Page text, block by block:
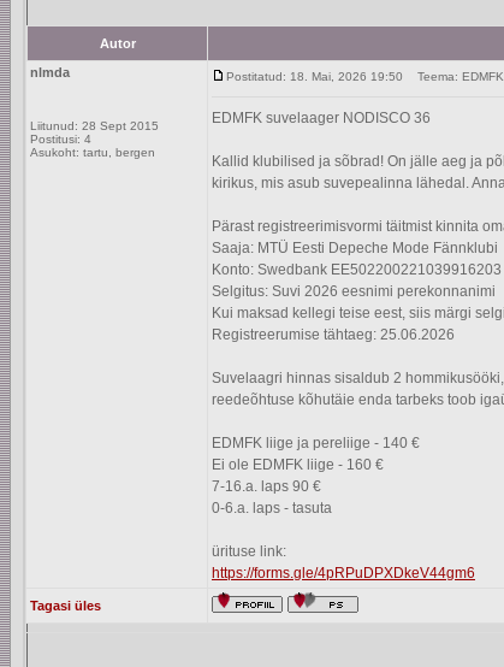
Autor
nlmda
Liitunud: 28 Sept 2015
Postitusi: 4
Asukoht: tartu, bergen
Postitatud: 18. Mai, 2026 19:50 Teema:
EDMFK suvelaager NODISCO 36
Kallid klubilised ja sõbrad! On jälle aeg ja
kirikus, mis asub suvepealinna lähedal.
Pärast registreerimisvormi täitmist kinnita
Saaja: MTÜ Eesti Depeche Mode Fännklubi
Konto: Swedbank EE502200221039916203
Selgitus: Suvi 2026 eesnimi perekonnanimi
Kui maksad kellegi teise eest, siis märgi
Registreerumise tähtaeg: 25.06.2026
Suvelaagri hinnas sisaldub 2
reedeõhtuse kõhutäie enda tarbeks toob
EDMFK liige ja pereliige - 140 €
Ei ole EDMFK liige - 160 €
7-16.a. laps 90 €
0-6.a. laps - tasuta
ürituse link:
https://forms.gle/4pRPuDPXDkeV44gm6
Tagasi üles